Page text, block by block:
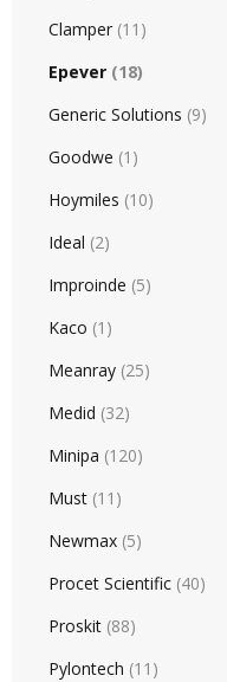
Clamper (11)
Epever (18)
Generic Solutions (9)
Goodwe (1)
Hoymiles (10)
Ideal (2)
Improinde (5)
Kaco (1)
Meanray (25)
Medid (32)
Minipa (120)
Must (11)
Newmax (5)
Procet Scientific (40)
Proskit (88)
Pylontech (11)